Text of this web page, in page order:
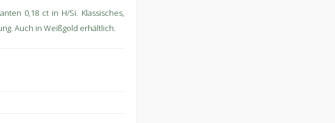
0,18 ct in H/Si. Klassisches,
Auch in Weißgold erhältlich.